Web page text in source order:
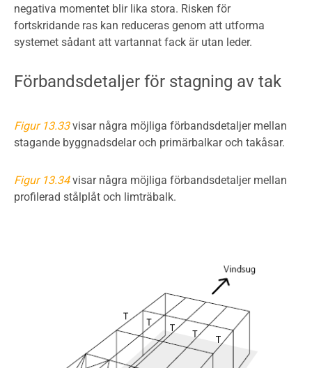
negativa momentet blir lika stora. Risken för
fortskridande ras kan reduceras genom att utforma
systemet sådant att vartannat fack är utan leder.
Förbandsdetaljer för stagning av tak
Figur 13.33visar några möjliga förbandsdetaljer mellan
stagande byggnadsdelar och primärbalkar och takåsar.
Figur 13.34visar några möjliga förbandsdetaljer mellan
profilerad stålplåt och limträbalk.